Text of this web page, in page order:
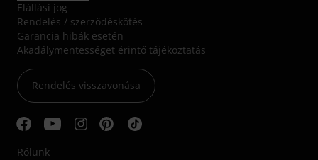
Elállási jog
Rendelés / szerződéskötés
Garancia hibák esetén
Akadálymentességet érintő tájékoztatás
Rendelés visszavonása
Rólunk